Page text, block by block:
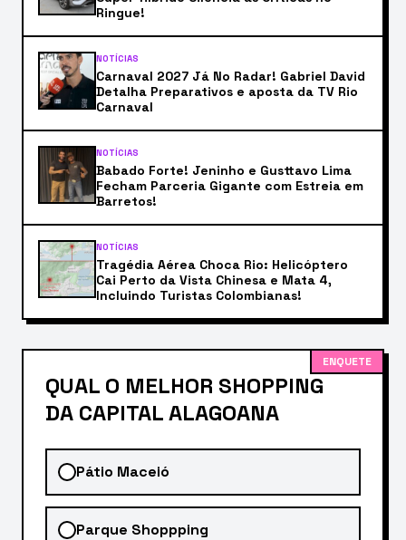
Ringue!
NOTÍCIAS
Carnaval 2027 Já No Radar! Gabriel David
Detalha Preparativos e aposta da TV Rio
Carnaval
NOTÍCIAS
Babado Forte! Jeninho e Gusttavo Lima
Fecham Parceria Gigante com Estreia em
Barretos!
NOTÍCIAS
Tragédia Aérea Choca Rio: Helicóptero
Cai Perto da Vista Chinesa e Mata 4,
Incluindo Turistas Colombianas!
ENQUETE
QUAL O MELHOR SHOPPING
DA CAPITAL ALAGOANA
Pátio Maceió
Parque Shoppping